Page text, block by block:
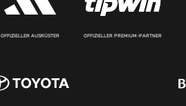
OFFIZIELLER AUSRÜSTER OFFIZIELLER PREMIUM-PARTNER